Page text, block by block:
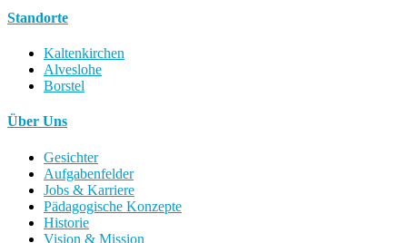
Standorte
Kaltenkirchen
Alveslohe
Borstel
Über Uns
Gesichter
Aufgabenfelder
Jobs & Karriere
Pädagogische Konzepte
Historie
Vision & Mission